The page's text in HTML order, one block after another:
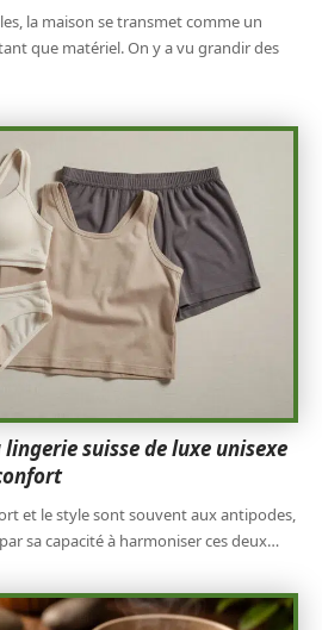
la maison se transmet comme un
que matériel. On y a vu grandir des
suisse de luxe unisexe
et le style sont souvent aux antipodes,
sa capacité à harmoniser ces deux…